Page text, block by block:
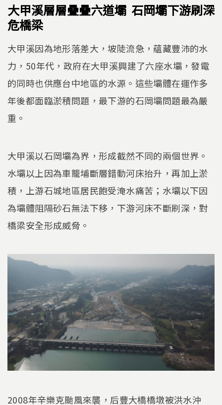
大甲溪層層疊疊六道壩 石岡壩下游刷深
危橋梁
大甲溪因為地形落差大，坡陡流急，蘊藏豐沛的水
力，50年代，政府在大甲溪興建了六座水壩，發電
的同時也供應台中地區的水源。這些壩體在運作多
年後都面臨淤積問題，最下游的石岡壩問題最為嚴
重。
大甲溪以石岡壩為界，形成截然不同的兩個世界。
水壩以上因為車籠埔斷層錯動河床抬升，再加上淤
積，上游石城地區居民飽受淹水痛苦；水壩以下因
為壩體阻隔砂石無法下移，下游河床不斷刷深，對
橋梁安全形成威脅。
2008年辛樂克颱風來襲，后豐大橋橋墩被洪水沖